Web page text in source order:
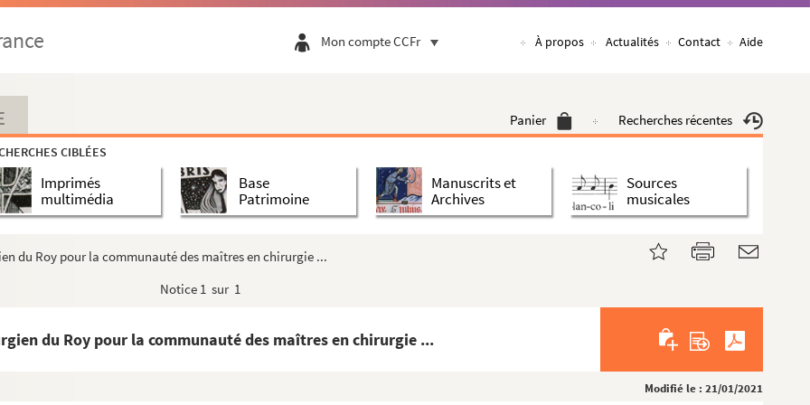
Mon compte CCFr À propos Actualités Contact Aide
Panier Recherches récentes
CIBLÉES
Imprimés
multimédia
Base
Patrimoine
Manuscrits et
Archives
Sources
musicales
du Roy pour la communauté des maîtres en chirurgie ...
Notice 1 sur 1
du Roy pour la communauté des maîtres en chirurgie ...
Modifié le : 21/01/2021
des
ce sujet par différentes nations de l'Eu...
»
ou prédictions perpétuelles.., pour l'ut...
à l'Académie française
chapitre de la première Épître de saint Pau...
décès de Blaincourt, par Brullart, prieur de B...
Breyer, chanoine de Saint-Urbain ; années...